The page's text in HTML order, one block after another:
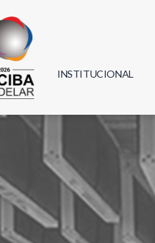
INSTITUCIONAL